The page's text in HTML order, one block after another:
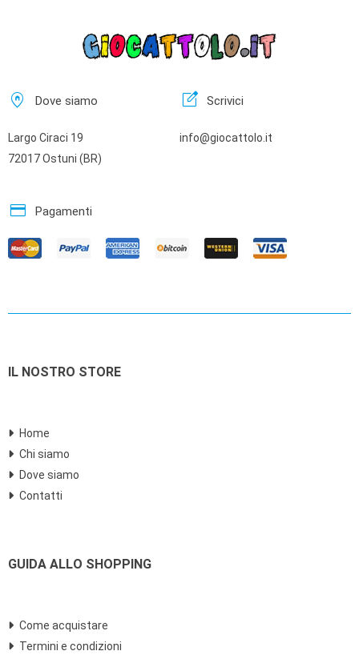
home_pin Dove siamo
Largo Ciraci 19
72017 Ostuni (BR)
edit_square Scrivici
info@giocattolo.it
credit_card Pagamenti
IL NOSTRO STORE
Home
Chi siamo
Dove siamo
Contatti
GUIDA ALLO SHOPPING
Come acquistare
Termini e condizioni